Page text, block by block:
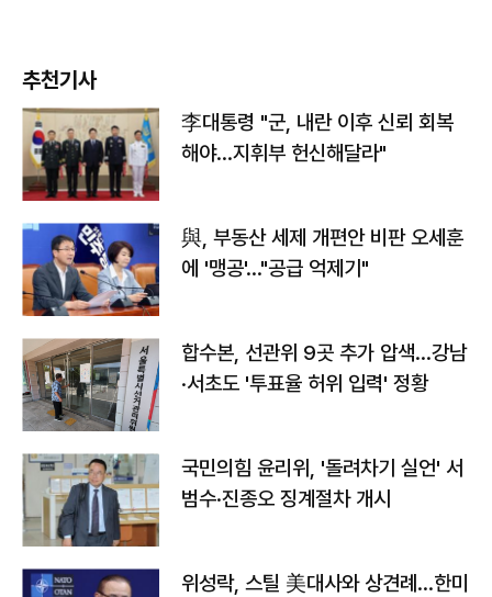
추천기사
李대통령 "군, 내란 이후 신뢰 회복
해야…지휘부 헌신해달라"
與, 부동산 세제 개편안 비판 오세훈
에 '맹공'…"공급 억제기"
합수본, 선관위 9곳 추가 압색…강남
·서초도 '투표율 허위 입력' 정황
국민의힘 윤리위, '돌려차기 실언' 서
범수·진종오 징계절차 개시
위성락, 스틸 美대사와 상견례…한미